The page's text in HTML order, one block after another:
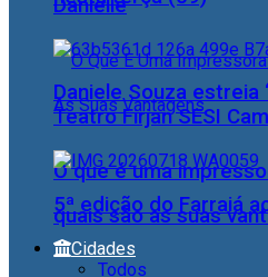
O que é uma
quais são as suas
Danielle
Daniele Souza estreia
Teatro Firjan SESI
5ª edição do Farraiá
Cidades
Todos